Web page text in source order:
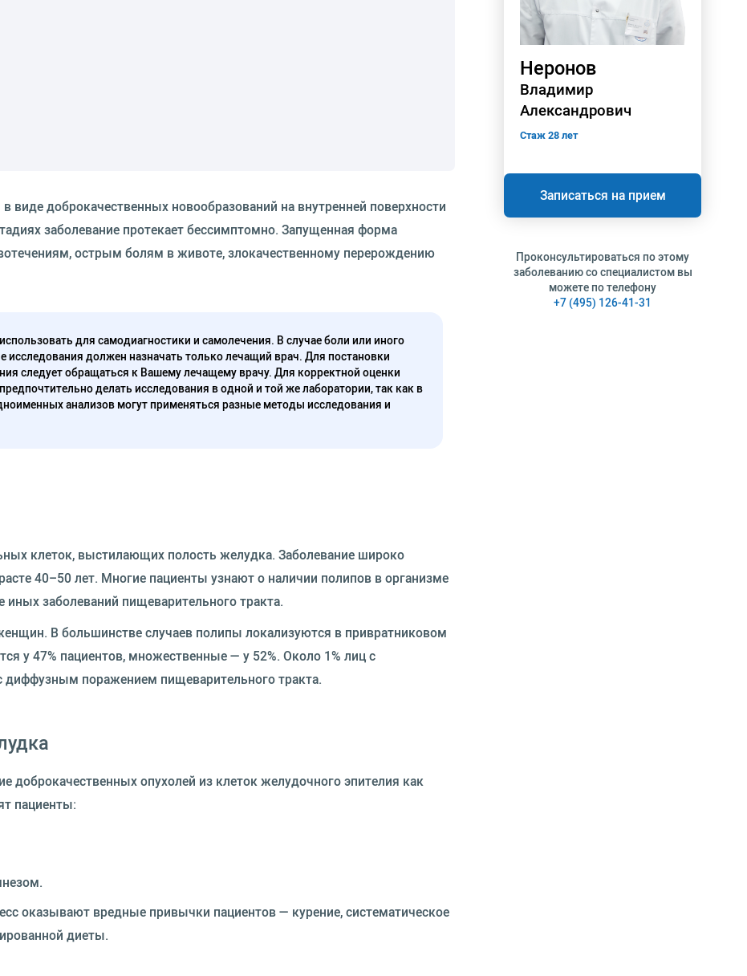
виде доброкачественных новообразований на внутренней поверхности
заболевание протекает бессимптомно. Запущенная форма
острым болям в животе, злокачественному перерождению
для самодиагностики и самолечения. В случае боли или иного
исследования должен назначать только лечащий врач. Для постановки
следует обращаться к Вашему лечащему врачу. Для корректной оценки
делать исследования в одной и той же лаборатории, так как в
анализов могут применяться разные методы исследования и
клеток, выстилающих полость желудка. Заболевание широко
40–50 лет. Многие пациенты узнают о наличии полипов в организме
заболеваний пищеварительного тракта.
В большинстве случаев полипы локализуются в привратниковом
у 47% пациентов, множественные — у 52%. Около 1% лиц с
диффузным поражением пищеварительного тракта.
доброкачественных опухолей из клеток желудочного эпителия как
пациенты:
оказывают вредные привычки пациентов — курение, систематическое
диеты.
Неронов
Владимир
Александрович
Стаж 28 лет
Записаться на прием
Проконсультироваться по этому
заболеванию со специалистом вы
можете по телефону
+7 (495) 126-41-31